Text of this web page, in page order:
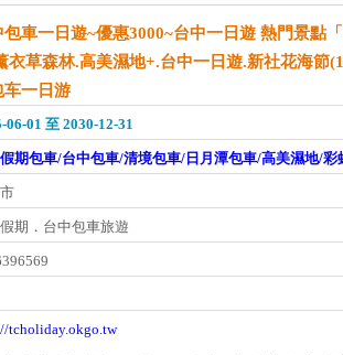
包車一日遊~優惠3000~台中一日遊 熱門景點
衣草森林.高美濕地+.台中一日遊.新社花海節
车一日游
06-01 至 2030-12-31
期包車/台中包車/清境包車/日月潭包車/高美濕地/彩
期．台中包車旅遊
tcholiday.okgo.tw